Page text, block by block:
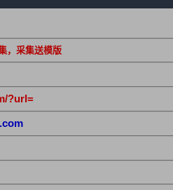
，采集送模版
?url=